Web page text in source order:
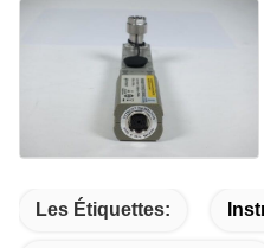
Les Étiquettes: